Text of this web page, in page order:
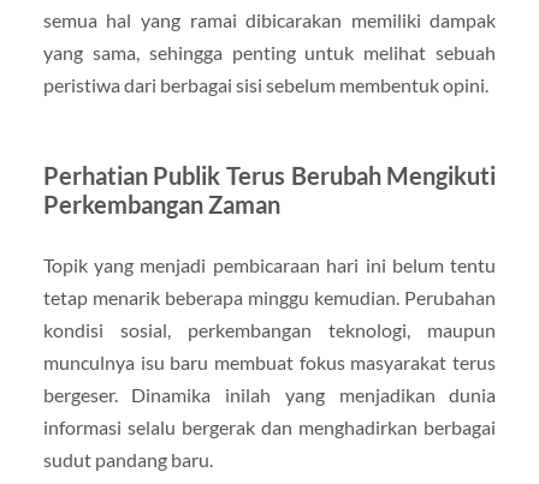
semua hal yang ramai dibicarakan memiliki dampak
yang sama, sehingga penting untuk melihat sebuah
peristiwa dari berbagai sisi sebelum membentuk opini.
Perhatian Publik Terus Berubah Mengikuti
Perkembangan Zaman
Topik yang menjadi pembicaraan hari ini belum tentu
tetap menarik beberapa minggu kemudian. Perubahan
kondisi sosial, perkembangan teknologi, maupun
munculnya isu baru membuat fokus masyarakat terus
bergeser. Dinamika inilah yang menjadikan dunia
informasi selalu bergerak dan menghadirkan berbagai
sudut pandang baru.